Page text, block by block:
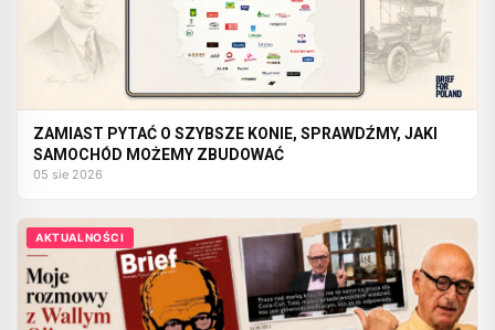
ZAMIAST PYTAĆ O SZYBSZE KONIE, SPRAWDŹMY, JAKI
SAMOCHÓD MOŻEMY ZBUDOWAĆ
05 sie 2026
AKTUALNOŚCI